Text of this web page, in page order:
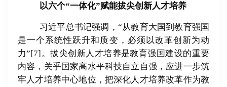
以六个“一体化”赋能拔尖创新人才培养
习近平总书记强调，“从教育大国到教育强国
是一个系统性跃升和质变，必须以改革创新为动
力”[7]。拔尖创新人才培养是教育强国建设的重要
内容，关乎国家高水平科技自立自强，应进一步筑
牢人才培养中心地位，把深化人才培养改革作为教